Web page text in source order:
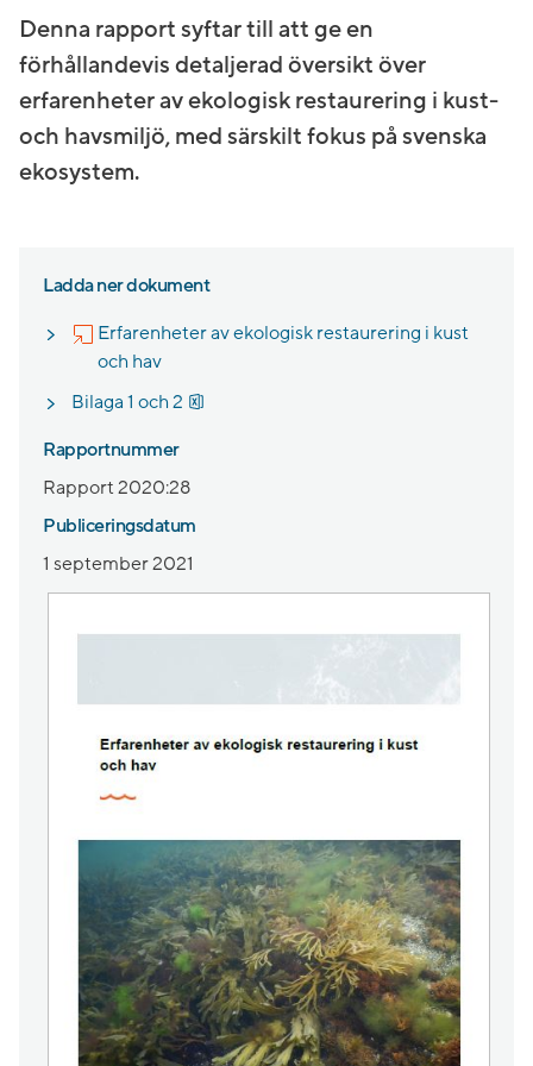
Denna rapport syftar till att ge en
förhållandevis detaljerad översikt över
erfarenheter av ekologisk restaurering i kust-
och havsmiljö, med särskilt fokus på svenska
ekosystem.
Ladda ner dokument
Erfarenheter av ekologisk restaurering i kust
och havLänk till annan webbplats.
Bilaga 1 och 2
Rapportnummer
Rapport 2020:28
Publiceringsdatum
1 september 2021